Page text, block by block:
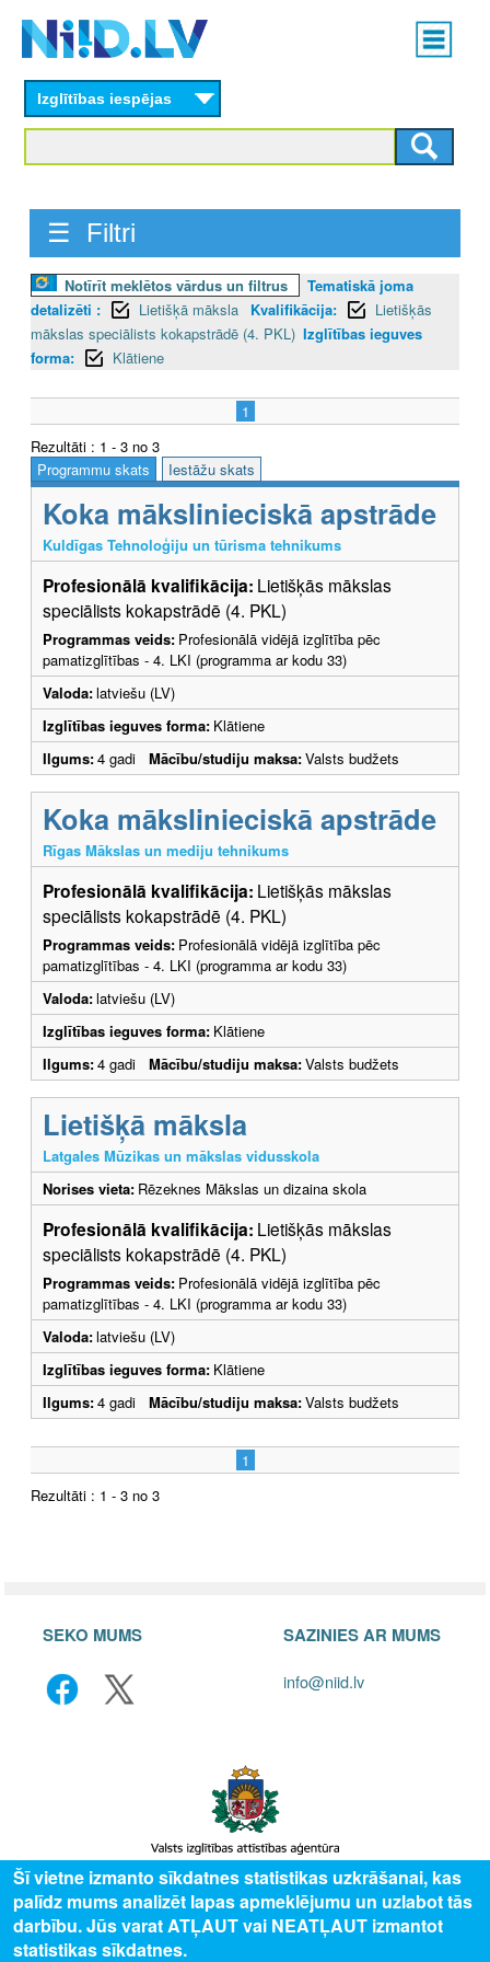
content
Main
menu
Izglītības iespējas
☰ Filtri
Notīrīt meklētos vārdus un filtrus
Tematiskā joma
detalizēti :
Lietišķā māksla Kvalifikācija:
Lietišķās
mākslas speciālists kokapstrādē (4. PKL) Izglītības ieguves
forma:
Klātiene
1
Rezultāti : 1 - 3 no 3
Programmu skats
Iestāžu skats
Koka mākslinieciskā apstrāde
Kuldīgas Tehnoloģiju un tūrisma tehnikums
Profesionālā kvalifikācija: Lietišķās mākslas
speciālists kokapstrādē (4. PKL)
Programmas veids: Profesionālā vidējā izglītība pēc
pamatizglītības - 4. LKI (programma ar kodu 33)
Valoda:latviešu (LV)
Izglītības ieguves forma: Klātiene
Ilgums:4 gadi Mācību/studiju maksa:Valsts budžets
Koka mākslinieciskā apstrāde
Rīgas Mākslas un mediju tehnikums
Profesionālā kvalifikācija: Lietišķās mākslas
speciālists kokapstrādē (4. PKL)
Programmas veids: Profesionālā vidējā izglītība pēc
pamatizglītības - 4. LKI (programma ar kodu 33)
Valoda:latviešu (LV)
Izglītības ieguves forma: Klātiene
Ilgums:4 gadi Mācību/studiju maksa:Valsts budžets
Lietišķā māksla
Latgales Mūzikas un mākslas vidusskola
Norises vieta: Rēzeknes Mākslas un dizaina skola
Profesionālā kvalifikācija: Lietišķās mākslas
speciālists kokapstrādē (4. PKL)
Programmas veids: Profesionālā vidējā izglītība pēc
pamatizglītības - 4. LKI (programma ar kodu 33)
Valoda:latviešu (LV)
Izglītības ieguves forma: Klātiene
Ilgums:4 gadi Mācību/studiju maksa:Valsts budžets
1
Rezultāti : 1 - 3 no 3
SEKO MUMS SAZINIES AR MUMS
info@niid.lv
© 2025 Valsts izglītības attīstības aģentūra, publicētā satura visas tiesības
aizsargātas.
Šī vietne izmanto sīkdatnes statistikas uzkrāšanai, kas
palīdz mums analizēt lapas apmeklējumu un uzlabot tās
darbību. Jūs varat ATĻAUT vai NEATĻAUT izmantot
statistikas sīkdatnes.